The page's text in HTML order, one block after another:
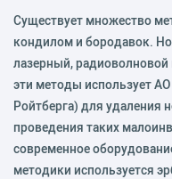
Существует множество
кондилом и бородавок.
лазерный,
эти методы использует
Ройтберга) для удаления
проведения таких
современное
методики используется